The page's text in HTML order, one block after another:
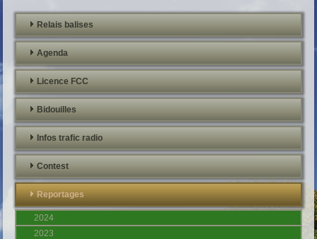
Relais balises
Agenda
Licence FCC
Bidouilles
Infos trafic radio
Contest
Reportages
2024
2023